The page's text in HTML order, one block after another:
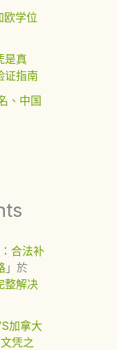
欧学位
是真
证指南
、中国
合法补
」於
整解决
加拿大
凭之